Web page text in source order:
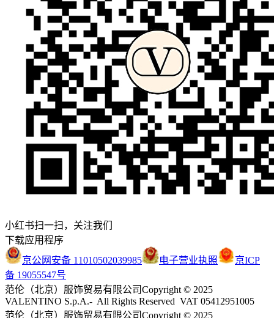
小红书扫一扫，关注我们
下载应用程序
京公网安备 11010502039985
电子营业执照
京ICP
备 19055547号
范伦（北京）服饰贸易有限公司Copyright © 2025
VALENTINO S.p.A.- All Rights Reserved VAT 05412951005
范伦（北京）服饰贸易有限公司Copyright © 2025